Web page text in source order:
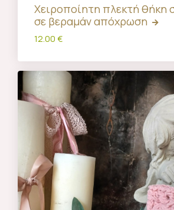
Χειροποίητη πλεκτή θήκη
σε βεραμάν απόχρωση
12.00 €